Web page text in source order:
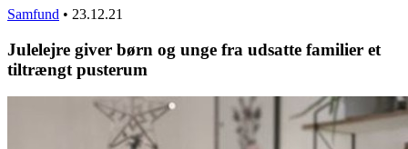
Samfund • 23.12.21
Julelejre giver børn og unge fra udsatte familier et
tiltrængt pusterum